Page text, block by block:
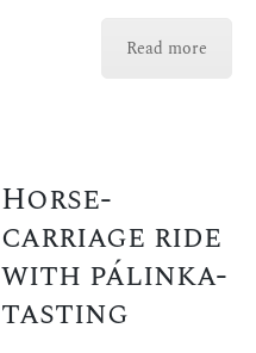
Read more
Horse-
carriage ride
with pálinka-
tasting